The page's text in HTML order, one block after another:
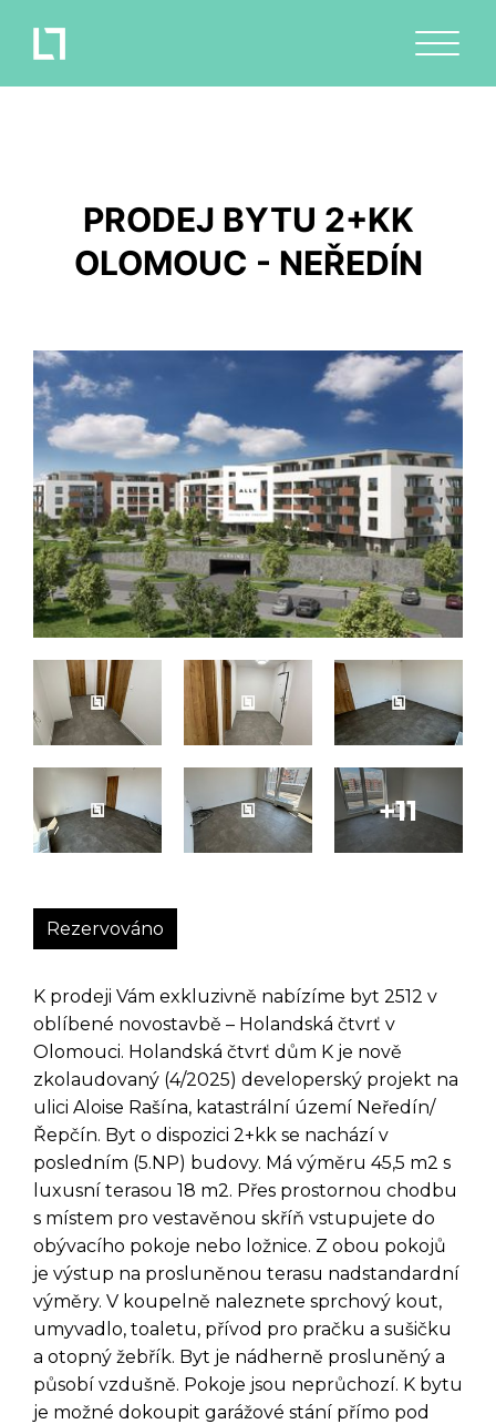
PRODEJ BYTU 2+KK
OLOMOUC - NEŘEDÍN
Rezervováno
K prodeji Vám exkluzivně nabízíme byt 2512 v
oblíbené novostavbě – Holandská čtvrť v
Olomouci. Holandská čtvrť dům K je nově
zkolaudovaný (4/2025) developerský projekt na
ulici Aloise Rašína, katastrální území Neředín/
Řepčín. Byt o dispozici 2+kk se nachází v
posledním (5.NP) budovy. Má výměru 45,5 m2 s
luxusní terasou 18 m2. Přes prostornou chodbu
s místem pro vestavěnou skříň vstupujete do
obývacího pokoje nebo ložnice. Z obou pokojů
je výstup na prosluněnou terasu nadstandardní
výměry. V koupelně naleznete sprchový kout,
umyvadlo, toaletu, přívod pro pračku a sušičku
a otopný žebřík. Byt je nádherně prosluněný a
působí vzdušně. Pokoje jsou neprůchozí. K bytu
je možné dokoupit garážové stání přímo pod